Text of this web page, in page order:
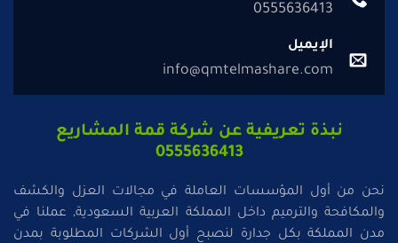
0555636413
الإيميل
info@qmtelmashare.com
نبذة تعريفية عن شركة قمة المشاريع
0555636413
نحن من أول المؤسسات العاملة في مجالات العزل والكشف
والمكافحة والترميم داخل المملكة العربية السعودية, عملنا في
مدن المملكة بكل جدارة لنصبح أول الشركات المطلوبة بمدن